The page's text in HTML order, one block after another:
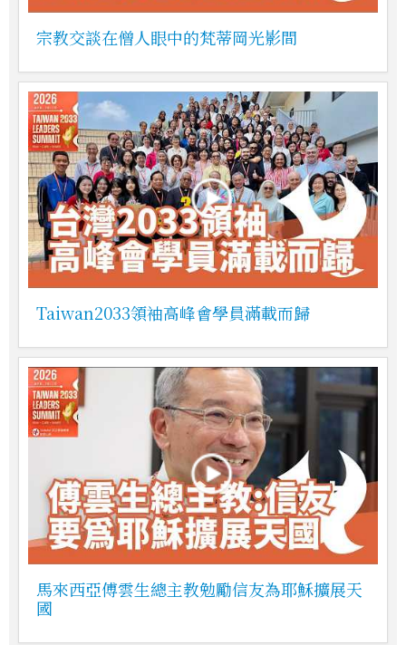
宗教交談在僧人眼中的梵蒂岡光影間
Taiwan2033領袖高峰會學員滿載而歸
馬來西亞傅雲生總主教勉勵信友為耶穌擴展天
國